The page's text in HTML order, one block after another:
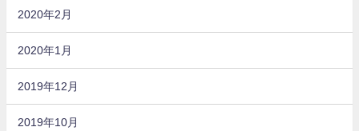
2020年2月
2020年1月
2019年12月
2019年10月